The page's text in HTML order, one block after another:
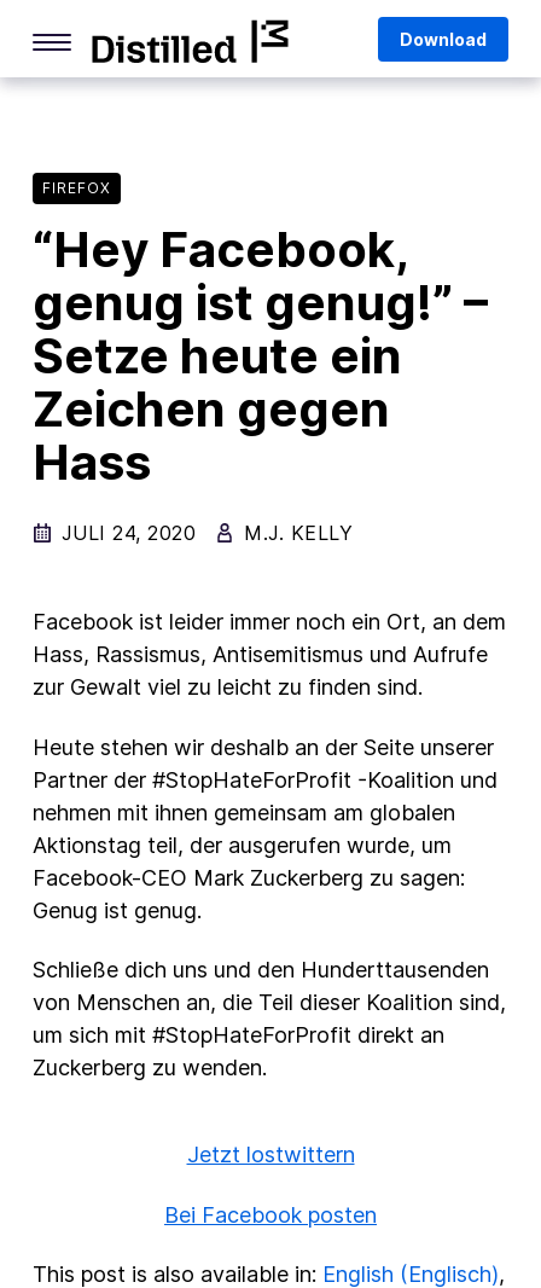
content
Deep Dives
Q&As
Firefox
Privacy & Security
Firefox AI
Mozilla VPN
Advertising
Principles
Internet Policy
From the Team
Download
FIREFOX
“Hey Facebook,
genug ist genug!” –
Setze heute ein
Zeichen gegen
Hass
JULI 24, 2020 M.J. KELLY
Facebook ist leider immer noch ein Ort, an dem
Hass, Rassismus, Antisemitismus und Aufrufe
zur Gewalt viel zu leicht zu finden sind.
Heute stehen wir deshalb an der Seite unserer
Partner der #StopHateForProfit -Koalition und
nehmen mit ihnen gemeinsam am globalen
Aktionstag teil, der ausgerufen wurde, um
Facebook-CEO Mark Zuckerberg zu sagen:
Genug ist genug.
Schließe dich uns und den Hunderttausenden
von Menschen an, die Teil dieser Koalition sind,
um sich mit #StopHateForProfit direkt an
Zuckerberg zu wenden.
Jetzt lostwittern
Bei Facebook posten
This post is also available in: English (Englisch)